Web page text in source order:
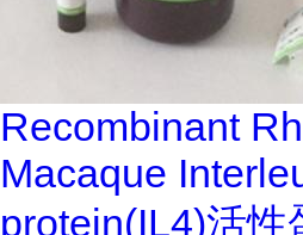
Recombinant
Macaque
protein(IL4)活性